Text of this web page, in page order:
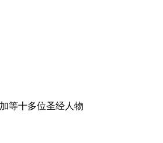
等十多位圣经人物